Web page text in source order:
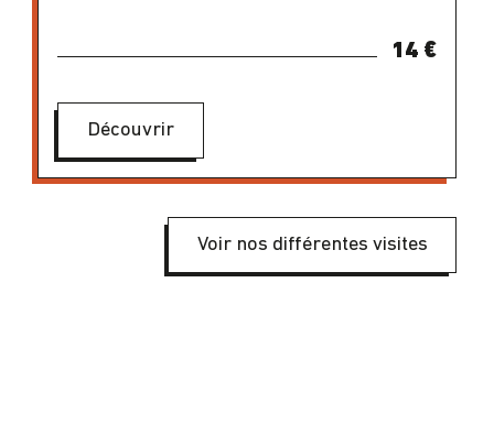
14 €
Découvrir
Voir nos différentes visites